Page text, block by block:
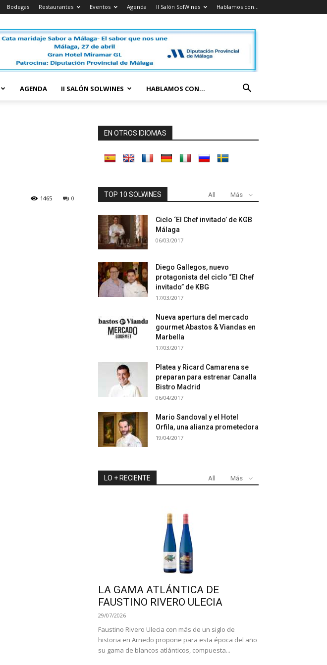
Bodegas Restaurantes Eventos Agenda II Salón SolWines Hablamos con…
AGENDA II SALÓN SOLWINES HABLAMOS CON…
0
1465
EN OTROS IDIOMAS
TOP 10 SOLWINES All Más
Ciclo ‘El Chef invitado’ de KGB
Málaga
06/03/2017
Diego Gallegos, nuevo
protagonista del ciclo “El Chef
invitado” de KBG
17/03/2017
Nueva apertura del mercado
gourmet Abastos & Viandas en
Marbella
17/03/2017
Platea y Ricard Camarena se
preparan para estrenar Canalla
Bistro Madrid
06/04/2017
Mario Sandoval y el Hotel
Orfila, una alianza prometedora
19/04/2017
LO + RECIENTE All Más
LA GAMA ATLÁNTICA DE
FAUSTINO RIVERO ULECIA
29/07/2026
Faustino Rivero Ulecia con más de un siglo de
historia en Arnedo propone para esta época del año
su gama de blancos atlánticos, compuesta...